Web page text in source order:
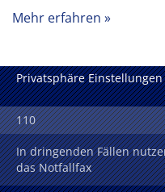
Mehr erfahren
Privatsphäre Einstellungen
110
In dringenden Fällen
das Notfallfax